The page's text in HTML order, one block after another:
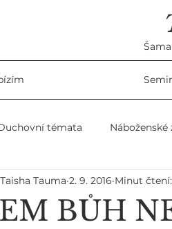
témata
Zábavné články Ženské
BŮH
Taisha Tauma 2. 9. 2016 Minut čtení: